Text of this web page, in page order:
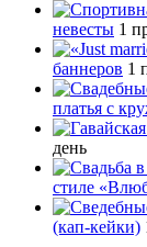
невесты 1
баннеров 1
платья с
день
стиле
(кап-кейки)